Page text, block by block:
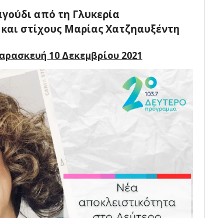
από τη Γλυκερία
στίχους Μαρίας Χατζηαυξέντη
10 Δεκεμβρίου 2021